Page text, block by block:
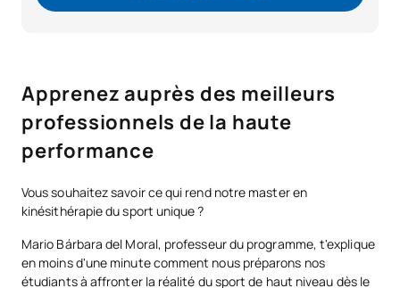
Apprenez auprès des meilleurs
professionnels de la haute
performance
Vous souhaitez savoir ce qui rend notre master en
kinésithérapie du sport unique ?
Mario Bárbara del Moral, professeur du programme, t'explique
en moins d'une minute comment nous préparons nos
étudiants à affronter la réalité du sport de haut niveau dès le